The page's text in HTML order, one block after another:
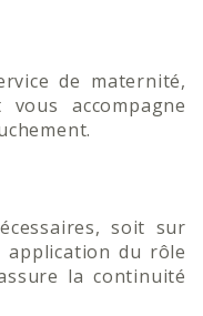
de maternité,
accompagne
soit sur
application du rôle
la continuité